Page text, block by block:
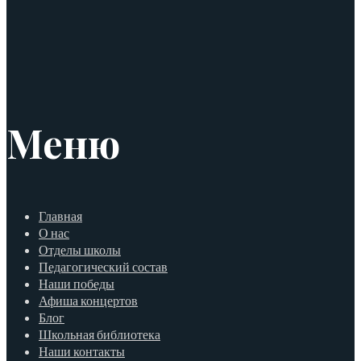
Меню
Главная
О нас
Отделы школы
Педагогический состав
Наши победы
Афиша концертов
Блог
Школьная библиотека
Наши контакты